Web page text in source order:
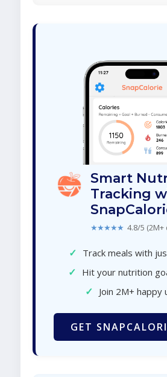
Smart
Tracking
★★★★★ 4.8/5
✓ Track meals with
✓ Hit your nutrition
✓ Join 2M+ happy
GET